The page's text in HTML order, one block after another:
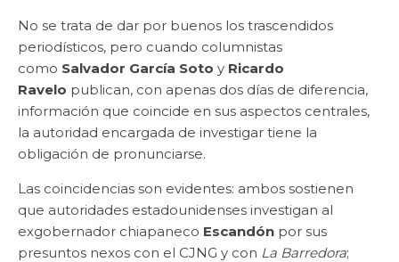
No se trata de dar por buenos los trascendidos
periodísticos, pero cuando columnistas
como Salvador García Soto y Ricardo
Ravelo publican, con apenas dos días de diferencia,
información que coincide en sus aspectos centrales,
la autoridad encargada de investigar tiene la
obligación de pronunciarse.
Las coincidencias son evidentes: ambos sostienen
que autoridades estadounidenses investigan al
exgobernador chiapaneco Escandón por sus
presuntos nexos con el CJNG y con La Barredora;